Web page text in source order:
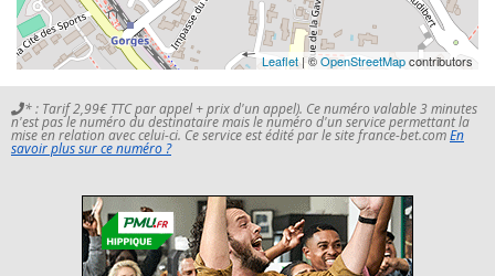
Leaflet | ©OpenStreetMapcontributors
* : Tarif 2,99€ TTC par appel + prix d'un appel). Ce numéro valable 3 minutes
n'est pas le numéro du destinataire mais le numéro d'un service permettant la
mise en relation avec celui-ci. Ce service est édité par le site france-bet.comEn
savoir plus sur ce numéro ?